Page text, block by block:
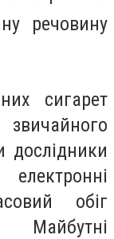
речовину
сигарет
дослідники
обіг